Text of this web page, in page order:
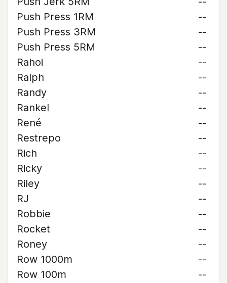
Push Press 1RM
--
Push Press 3RM
--
Push Press 5RM
--
Rahoi
--
Ralph
--
Randy
--
Rankel
--
René
--
Restrepo
--
Rich
--
Ricky
--
Riley
--
RJ
--
Robbie
--
Rocket
--
Roney
--
Row 1000m
--
Row 100m
--